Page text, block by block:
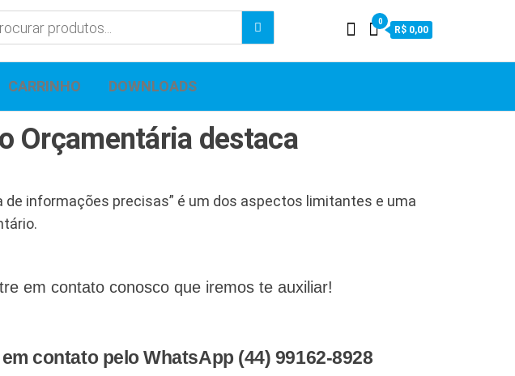
0
R$ 0,00
CARRINHO DOWNLOADS
Orçamentária destaca
informações precisas” é um dos aspectos limitantes e uma
em contato conosco que iremos te auxiliar!
contato pelo WhatsApp (44) 99162-8928